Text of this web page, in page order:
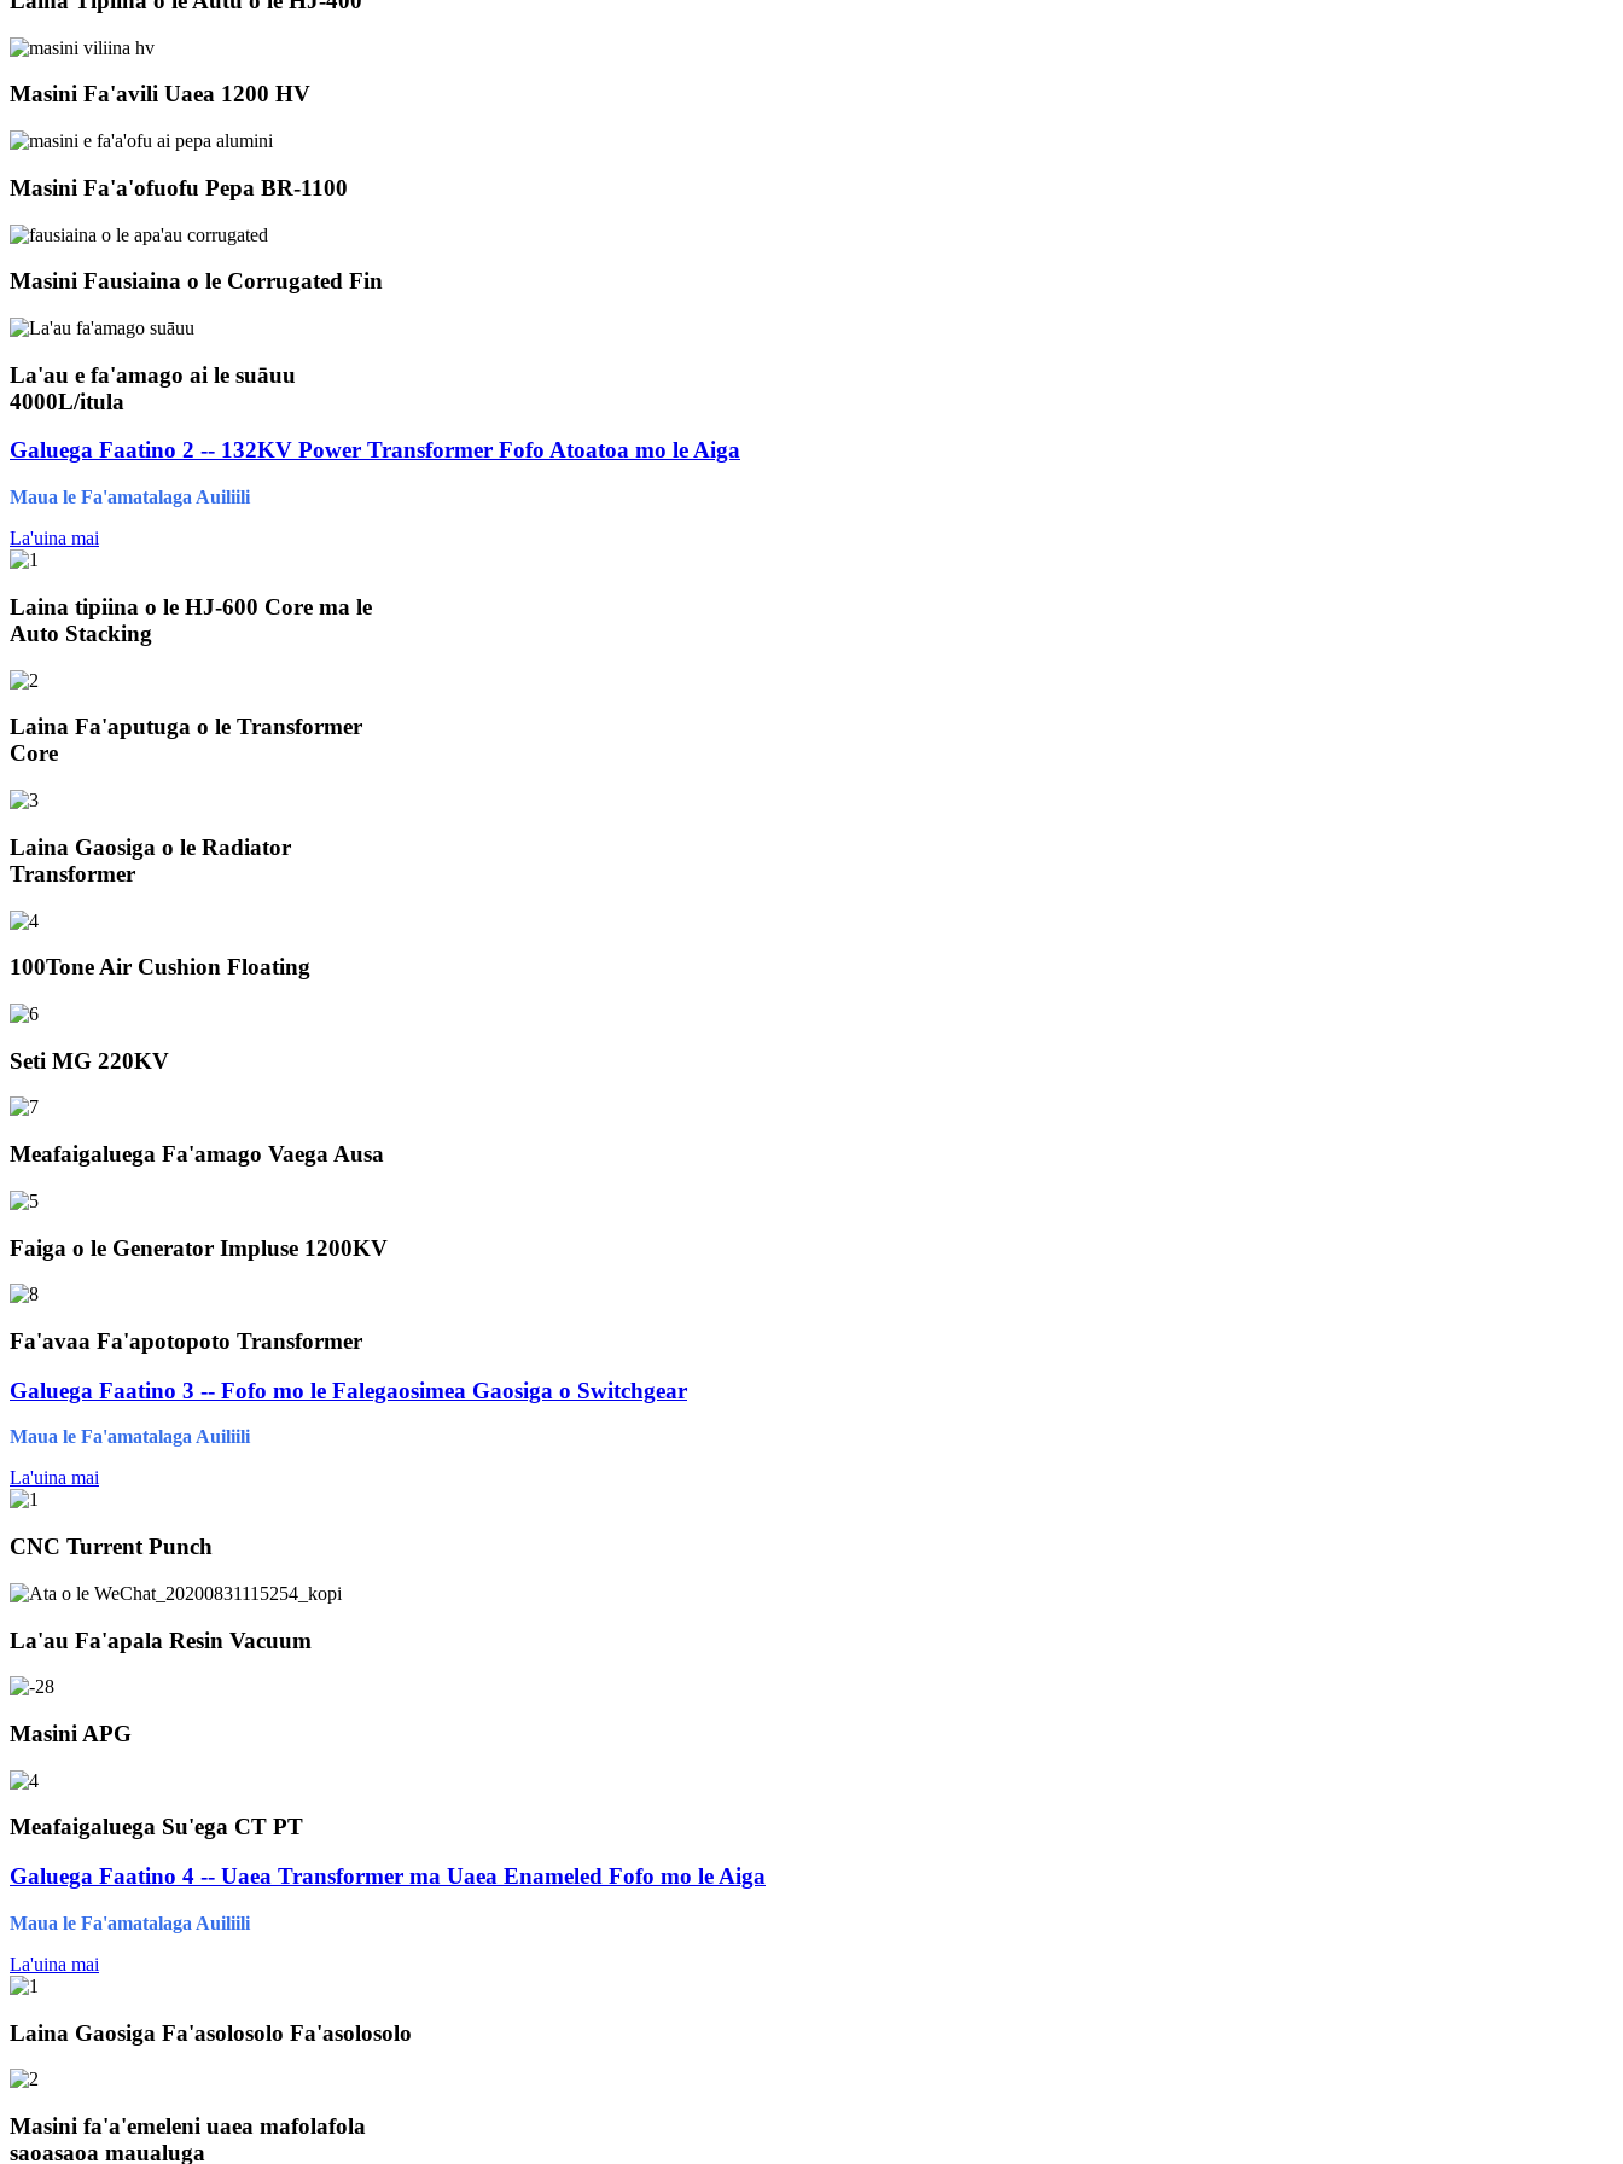
Masini Fa'avili Uaea 1200 HV
Masini Fa'a'ofuofu Pepa BR-1100
Masini Fausiaina o le Corrugated Fin
La'au e fa'amago ai le suāuu
4000L/itula
Galuega Faatino 2 -- 132KV Power Transformer Fofo Atoatoa mo le Aiga
Maua le Fa'amatalaga Auiliili
La'uina mai
Laina tipiina o le HJ-600 Core ma le
Auto Stacking
Laina Fa'aputuga o le Transformer
Core
Laina Gaosiga o le Radiator
Transformer
100Tone Air Cushion Floating
Seti MG 220KV
Meafaigaluega Fa'amago Vaega Ausa
Faiga o le Generator Impluse 1200KV
Fa'avaa Fa'apotopoto Transformer
Galuega Faatino 3 -- Fofo mo le Falegaosimea Gaosiga o Switchgear
Maua le Fa'amatalaga Auiliili
La'uina mai
CNC Turrent Punch
La'au Fa'apala Resin Vacuum
Masini APG
Meafaigaluega Su'ega CT PT
Galuega Faatino 4 -- Uaea Transformer ma Uaea Enameled Fofo mo le Aiga
Maua le Fa'amatalaga Auiliili
La'uina mai
Laina Gaosiga Fa'asolosolo Fa'asolosolo
Masini fa'a'emeleni uaea mafolafola
saoasaoa maualuga